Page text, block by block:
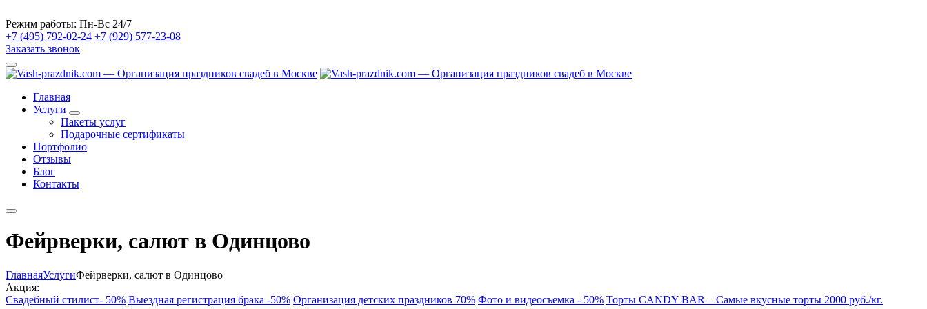
Режим работы: Пн-Вс 24/7
+7 (495) 792-02-24 +7 (929) 577-23-08
Заказать звонок
Главная
Услуги
Пакеты услуг
Подарочные сертификаты
Портфолио
Отзывы
Блог
Контакты
Фейрверки, салют в Одинцово
ГлавнаяУслугиФейрверки, салют в Одинцово
Акция:
Свадебный стилист- 50% Выездная регистрация брака -50% Организация детских праздников 70% Фото и видеосъемка - 50% Торты CANDY BAR – Самые вкусные торты 2000 руб./кг.